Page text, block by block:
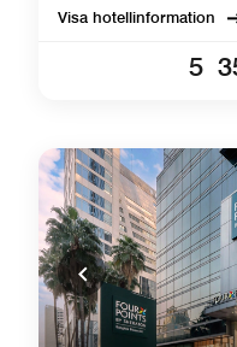
Visa hotellinformation
5